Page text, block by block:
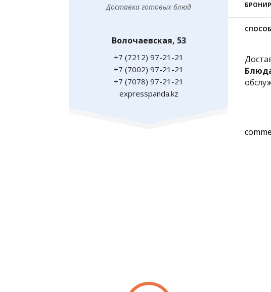
Ешкин
Медиа
Фото
Видео
Доставка готовых блюд
Волочаевская, 53
+7 (7212) 97-21-21
+7 (7002) 97-21-21
+7 (7078) 97-21-21
expresspanda.kz